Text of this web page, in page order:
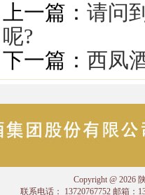
上一篇： 请问
呢?
下一篇： 西凤
Copyright @ 2026
联系电话： 13720767752 邮箱：